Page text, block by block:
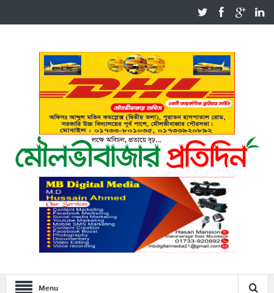
Menu